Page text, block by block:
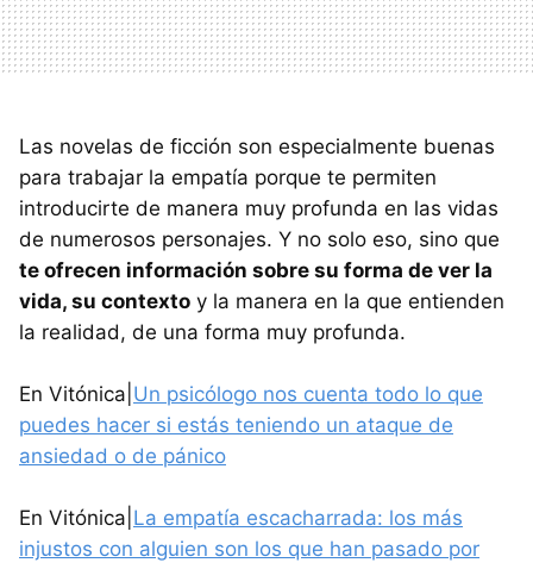
Las novelas de ficción son especialmente buenas
para trabajar la empatía porque te permiten
introducirte de manera muy profunda en las vidas
de numerosos personajes. Y no solo eso, sino que
te ofrecen información sobre su forma de ver la
vida, su contexto y la manera en la que entienden
la realidad, de una forma muy profunda.
En Vitónica| Un psicólogo nos cuenta todo lo que
puedes hacer si estás teniendo un ataque de
ansiedad o de pánico
En Vitónica| La empatía escacharrada: los más
injustos con alguien son los que han pasado por